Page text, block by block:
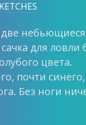
для ловли
цвета.
почти
Без ноги